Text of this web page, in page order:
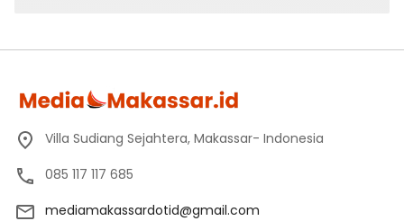
Villa Sudiang Sejahtera, Makassar- Indonesia
085 117 117 685
mediamakassardotid@gmail.com